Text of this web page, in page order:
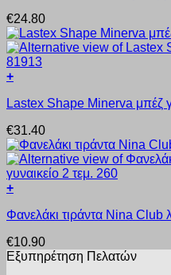
έχει
πολλαπλές
παραλλαγές.
Οι
επιλογές
να
στη
σελίδα
του
προϊόντος
€24.80
+
το
έχει
πολλαπλές
παραλλαγές.
Οι
επιλογές
να
στη
σελίδα
Lastex Shape Minerva μπέζ
€31.40
+
το
έχει
πολλαπλές
Φανελάκι τιράντα Nina Club
€10.90
Εξυπηρέτηση Πελατών